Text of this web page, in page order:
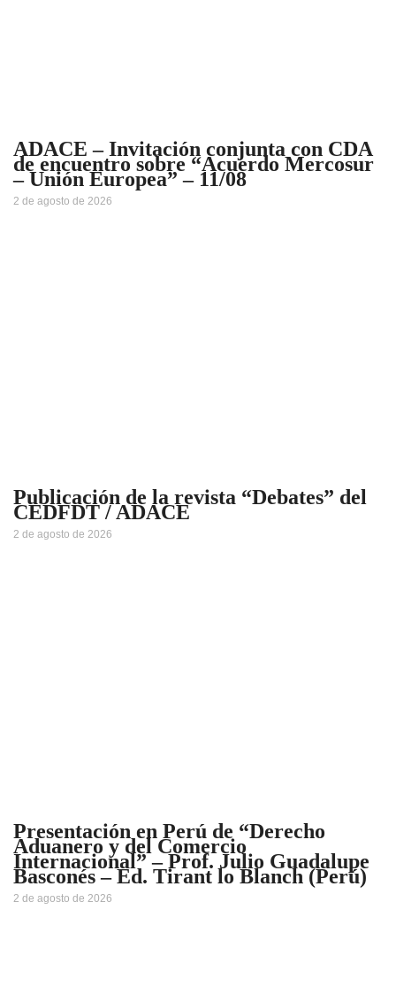
ADACE – Invitación conjunta con CDA
de encuentro sobre “Acuerdo Mercosur
– Unión Europea” – 11/08
2 de agosto de 2026
Publicación de la revista “Debates” del
CEDFDT / ADACE
2 de agosto de 2026
Presentación en Perú de “Derecho
Aduanero y del Comercio
Internacional” – Prof. Julio Guadalupe
Basconés – Ed. Tirant lo Blanch (Perú)
2 de agosto de 2026